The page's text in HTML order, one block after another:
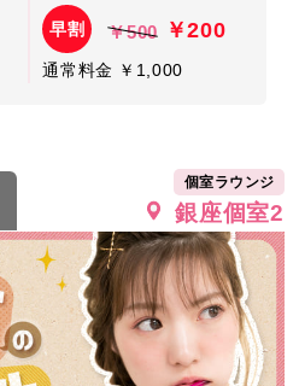
早割 ￥500 ￥200
通常料金 ￥1,000
個室ラウンジ
銀座個室2